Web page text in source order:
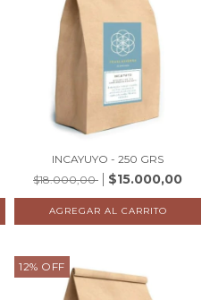
INCAYUYO - 250 GRS
$18.000,00
$15.000,00
12% OFF